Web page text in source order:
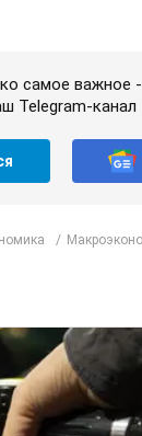
самое важное
Telegram-канал